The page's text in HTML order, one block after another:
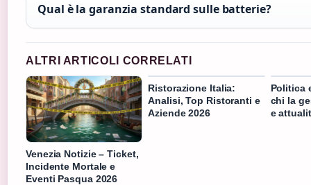
Qual è la garanzia standard sulle batterie?
ALTRI ARTICOLI CORRELATI
Venezia Notizie – Ticket,
Incidente Mortale e
Eventi Pasqua 2026
Ristorazione Italia:
Analisi, Top Ristoranti e
Aziende 2026
Politica
chi la
e